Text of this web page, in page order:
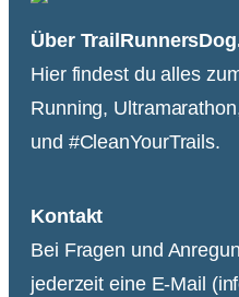
Über
Hier findest du alles
Running,
und #CleanYourTrails.
Kontakt
Bei Fragen und
jederzeit eine E-Mail